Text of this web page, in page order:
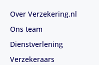
Over Verzekering.nl
Ons team
Dienstverlening
Verzekeraars